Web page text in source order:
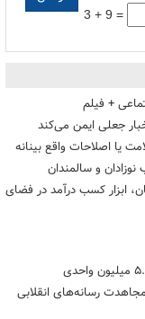
3 + 9 =
+ فیلم
جعلی ایمن می‌کند
یا اصلاحات واقع بینانه
و سالمندان
ابزار کسب درآمد در فضای
رسانه‌های انقلابی